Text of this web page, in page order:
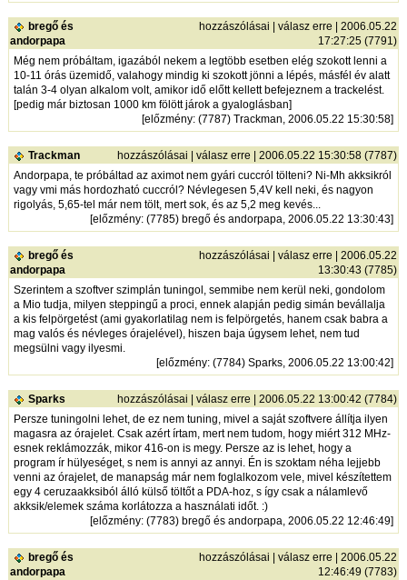
bregő és
andorpapa
hozzászólásai válasz erre | 2006.05.22
17:27:25 (7791)
Még nem próbáltam, igazából nekem a legtöbb esetben elég szokott lenni a
10-11 órás üzemidő, valahogy mindig ki szokott jönni a lépés, másfél év alatt
talán 3-4 olyan alkalom volt, amikor idő előtt kellett befejeznem a trackelést.
[pedig már biztosan 1000 km fölött járok a gyaloglásban]
[előzmény: (7787) Trackman, 2006.05.22 15:30:58]
Trackman hozzászólásai válasz erre | 2006.05.22 15:30:58 (7787)
Andorpapa, te próbáltad az aximot nem gyári cuccról tölteni? Ni-Mh akksikról
vagy vmi más hordozható cuccról? Névlegesen 5,4V kell neki, és nagyon
rigolyás, 5,65-tel már nem tölt, mert sok, és az 5,2 meg kevés...
[előzmény: (7785) bregő és andorpapa, 2006.05.22 13:30:43]
bregő és
andorpapa
hozzászólásai válasz erre | 2006.05.22
13:30:43 (7785)
Szerintem a szoftver szimplán tuningol, semmibe nem kerül neki, gondolom
a Mio tudja, milyen steppingű a proci, ennek alapján pedig simán bevállalja
a kis felpörgetést (ami gyakorlatilag nem is felpörgetés, hanem csak babra a
mag valós és névleges órajelével), hiszen baja úgysem lehet, nem tud
megsülni vagy ilyesmi.
[előzmény: (7784) Sparks, 2006.05.22 13:00:42]
Sparks hozzászólásai válasz erre | 2006.05.22 13:00:42 (7784)
Persze tuningolni lehet, de ez nem tuning, mivel a saját szoftvere állítja ilyen
magasra az órajelet. Csak azért írtam, mert nem tudom, hogy miért 312 MHz-
esnek reklámozzák, mikor 416-on is megy. Persze az is lehet, hogy a
program ír hülyeséget, s nem is annyi az annyi. Én is szoktam néha lejjebb
venni az órajelet, de manapság már nem foglalkozom vele, mivel készítettem
egy 4 ceruzaakksiból álló külső töltőt a PDA-hoz, s így csak a nálamlevő
akksik/elemek száma korlátozza a használati időt. :)
[előzmény: (7783) bregő és andorpapa, 2006.05.22 12:46:49]
bregő és
andorpapa
hozzászólásai válasz erre | 2006.05.22
12:46:49 (7783)